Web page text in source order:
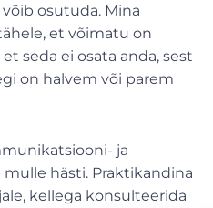
osutuda. Mina
et võimatu on
seda ei osata anda, sest
on halvem või parem
ja
hästi. Praktikandina
kellega konsulteerida